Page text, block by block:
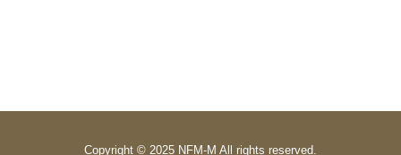
Copyright © 2025 NFM-M All rights reserved.